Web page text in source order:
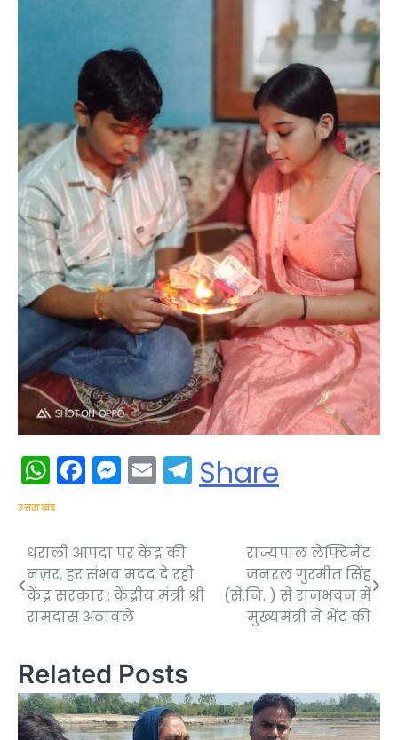
WhatsApp
Facebook
Messenger
EmailTelegram
Share
उत्तराखंड
Post
navigation
धराली आपदा पर केंद्र की
नज़र, हर संभव मदद दे रही
केंद्र सरकार : केंद्रीय मंत्री श्री
रामदास अठावले
राज्यपाल लेफ्टिनेंट
जनरल गुरमीत सिंह
(से.नि. ) से राजभवन में
मुख्यमंत्री ने भेंट की
Related Posts